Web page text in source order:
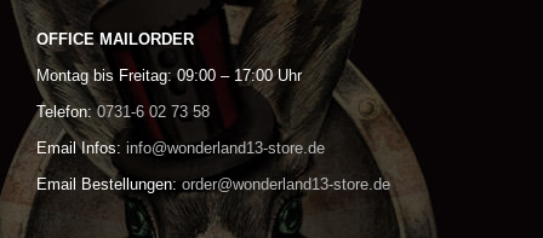
OFFICE MAILORDER
Montag bis Freitag: 09:00 – 17:00 Uhr
Telefon: 0731-6 02 73 58
Email Infos: info@wonderland13-store.de
Email Bestellungen: order@wonderland13-store.de